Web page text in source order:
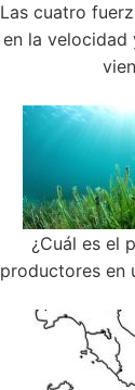
Las cuatro
en la velocidad
¿Cuál es el
productores en